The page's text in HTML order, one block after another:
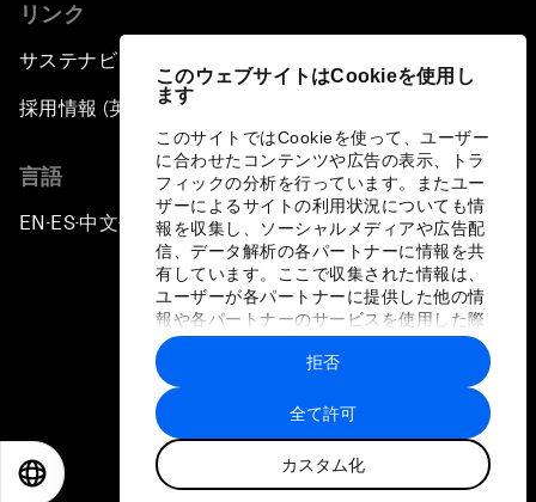
このウェブサイトはCookieを使用し
ます
このサイトではCookieを使って、ユーザー
に合わせたコンテンツや広告の表示、トラ
フィックの分析を行っています。またユー
ザーによるサイトの利用状況についても情
報を収集し、ソーシャルメディアや広告配
信、データ解析の各パートナーに情報を共
有しています。ここで収集された情報は、
ユーザーが各パートナーに提供した他の情
報や各パートナーのサービスを使用した際
に収集された情報と組み合わされ、各パー
トナーによって使用されることがありま
す。
全て許可
カスタム化
拒否
リンク
サステナビリティへの取り組み
採用情報 (英語のみ)
言語
EN ▪ES▪中文▪ 日本語
プライバシーポリシーと利用規約
サイトマップ
©
世界経済フォーラム